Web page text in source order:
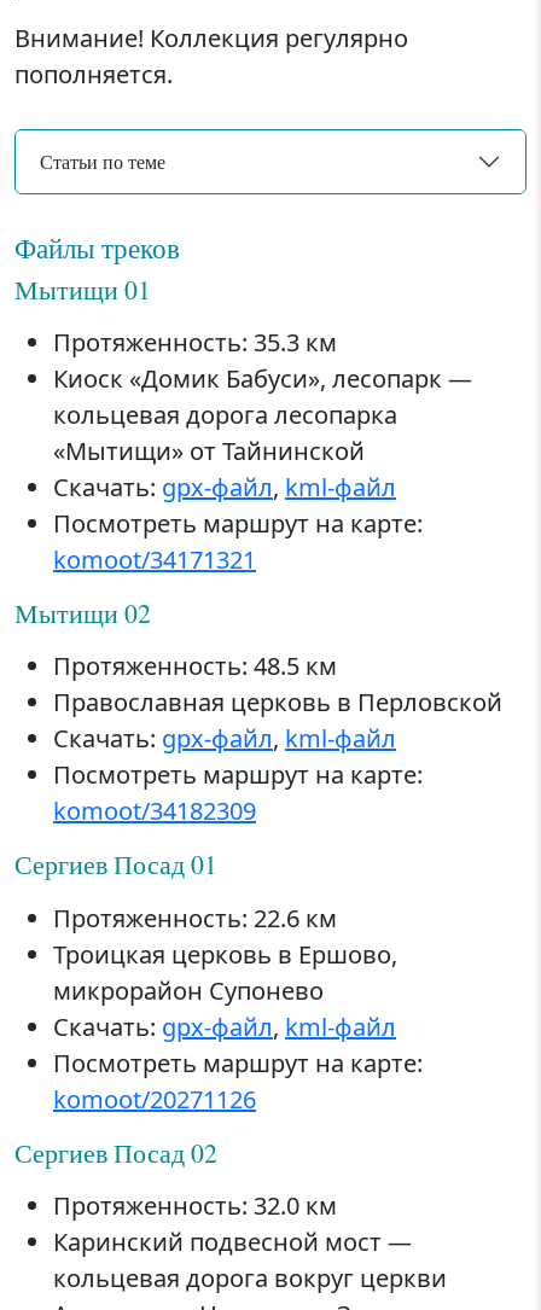
Внимание! Коллекция регулярно
пополняется.
Статьи по теме
Файлы треков
Мытищи 01
Протяженность: 35.3 км
Киоск «Домик Бабуси», лесопарк —
кольцевая дорога лесопарка
«Мытищи» от Тайнинской
Скачать: gpx-файл, kml-файл
Посмотреть маршрут на карте:
komoot/34171321
Мытищи 02
Протяженность: 48.5 км
Православная церковь в Перловской
Скачать: gpx-файл, kml-файл
Посмотреть маршрут на карте:
komoot/34182309
Сергиев Посад 01
Протяженность: 22.6 км
Троицкая церковь в Ершово,
микрорайон Супонево
Скачать: gpx-файл, kml-файл
Посмотреть маршрут на карте:
komoot/20271126
Сергиев Посад 02
Протяженность: 32.0 км
Каринский подвесной мост —
кольцевая дорога вокруг церкви